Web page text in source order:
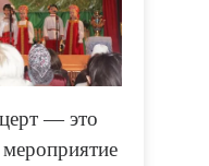
— это